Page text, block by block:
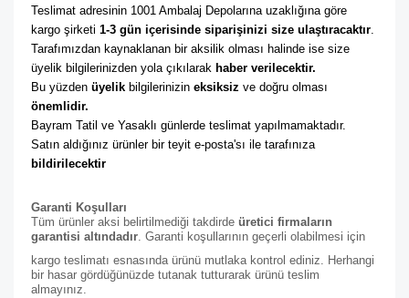
Teslimat adresinin 1001 Ambalaj Depolarına uzaklığına göre
kargo şirketi 1-3 gün içerisinde siparişinizi size ulaştıracaktır.
Tarafımızdan kaynaklanan bir aksilik olması halinde ise size
üyelik bilgilerinizden yola çıkılarak haber verilecektir.
Bu yüzden üyelik bilgilerinizin eksiksiz
önemlidir.
Bayram Tatil ve Yasaklı günlerde teslimat yapılmamaktadır.
Satın aldığınız ürünler bir teyit e-posta'sı ile tarafınıza
bildirilecektir
Garanti Koşulları
Tüm ürünler aksi belirtilmediği takdirde üretici firmaların
garantisi altındadır. Garanti koşullarının geçerli olabilmesi için
kargo teslimatı esnasında ürünü mutlaka kontrol ediniz. Herhangi
bir hasar gördüğünüzde tutanak tutturarak ürünü teslim
almayınız.